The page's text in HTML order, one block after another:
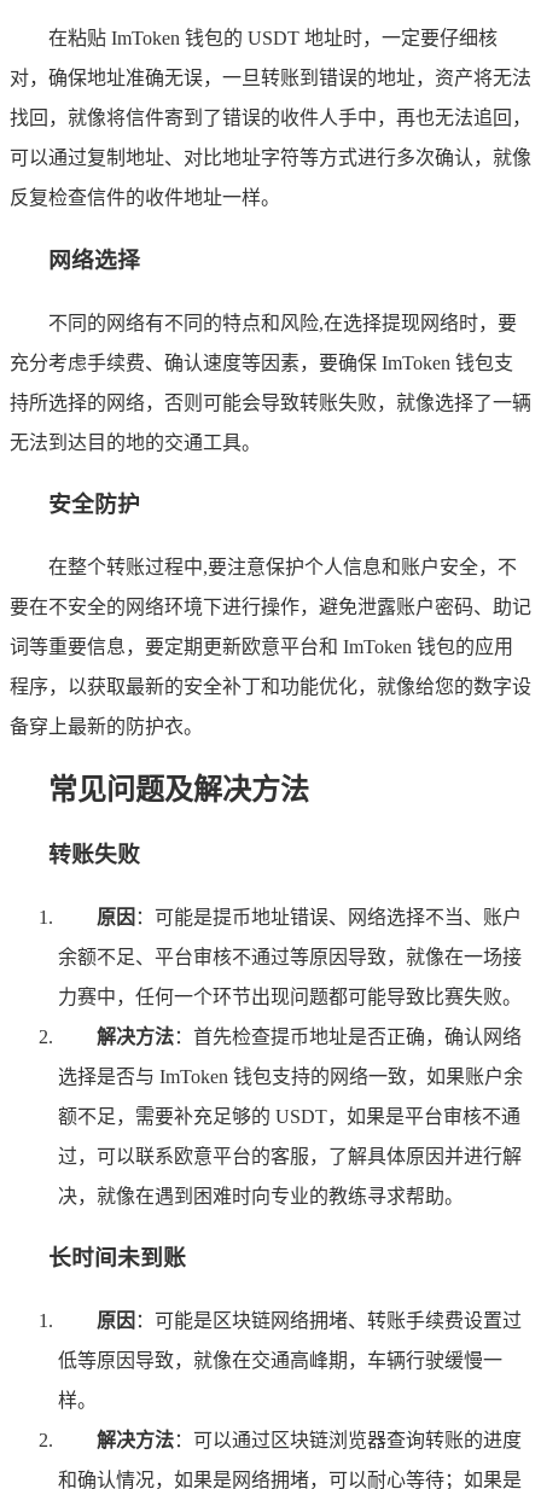
在粘贴 ImToken 钱包的 USDT 地址时，一定要仔细核
对，确保地址准确无误，一旦转账到错误的地址，资产将无法
找回，就像将信件寄到了错误的收件人手中，再也无法追回，
可以通过复制地址、对比地址字符等方式进行多次确认，就像
反复检查信件的收件地址一样。
网络选择
不同的网络有不同的特点和风险,在选择提现网络时，要
充分考虑手续费、确认速度等因素，要确保 ImToken 钱包支
持所选择的网络，否则可能会导致转账失败，就像选择了一辆
无法到达目的地的交通工具。
安全防护
在整个转账过程中,要注意保护个人信息和账户安全，不
要在不安全的网络环境下进行操作，避免泄露账户密码、助记
词等重要信息，要定期更新欧意平台和 ImToken 钱包的应用
程序，以获取最新的安全补丁和功能优化，就像给您的数字设
备穿上最新的防护衣。
常见问题及解决方法
转账失败
原因 ：可能是提币地址错误、网络选择不当、账户
余额不足、平台审核不通过等原因导致，就像在一场接
力赛中，任何一个环节出现问题都可能导致比赛失败。
解决方法：首先检查提币地址是否正确，确认网络
选择是否与 ImToken 钱包支持的网络一致，如果账户余
额不足，需要补充足够的 USDT，如果是平台审核不通
过，可以联系欧意平台的客服，了解具体原因并进行解
决，就像在遇到困难时向专业的教练寻求帮助。
长时间未到账
原因 ：可能是区块链网络拥堵、转账手续费设置过
低等原因导致，就像在交通高峰期，车辆行驶缓慢一
样。
解决方法：可以通过区块链浏览器查询转账的进度
和确认情况，如果是网络拥堵，可以耐心等待；如果是